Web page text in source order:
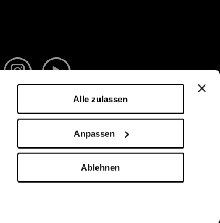
Alle zulassen
Anpassen
Ablehnen